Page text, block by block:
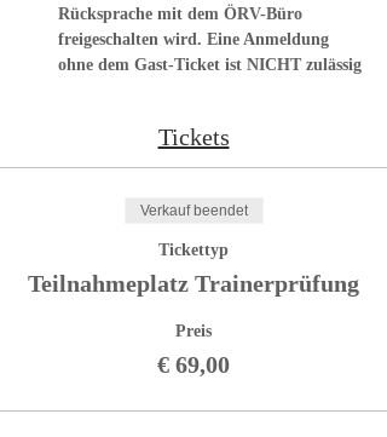
Rücksprache mit dem ÖRV-Büro
freigeschalten wird. Eine Anmeldung
ohne dem Gast-Ticket ist NICHT zulässig
Tickets
Verkauf beendet
Tickettyp
Teilnahmeplatz Trainerprüfung
Preis
€ 69,00